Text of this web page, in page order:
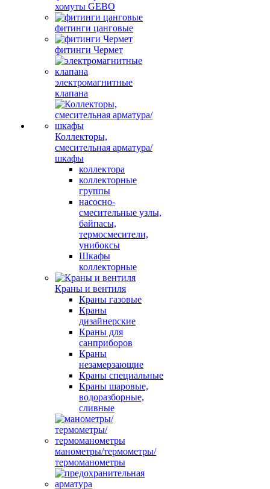
хомуты GEBO
фитинги цанговые
фитинги Чермет
электромагнитные
клапана
Коллекторы,
смесительная арматура/
шкафы
коллектора
коллекторные
группы
насосно-
смесительные узлы,
байпасы,
термосмесители,
унибоксы
Шкафы
коллекторные
Краны и вентиля
Краны газовые
Краны
дизайнерские
Краны для
санприборов
Краны
незамерзающие
Краны специальные
Краны шаровые,
водоразборные,
сливные
манометры/термометры/
термоманометры